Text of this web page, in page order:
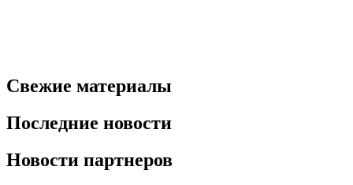
Свежие материалы
Последние новости
Новости партнеров